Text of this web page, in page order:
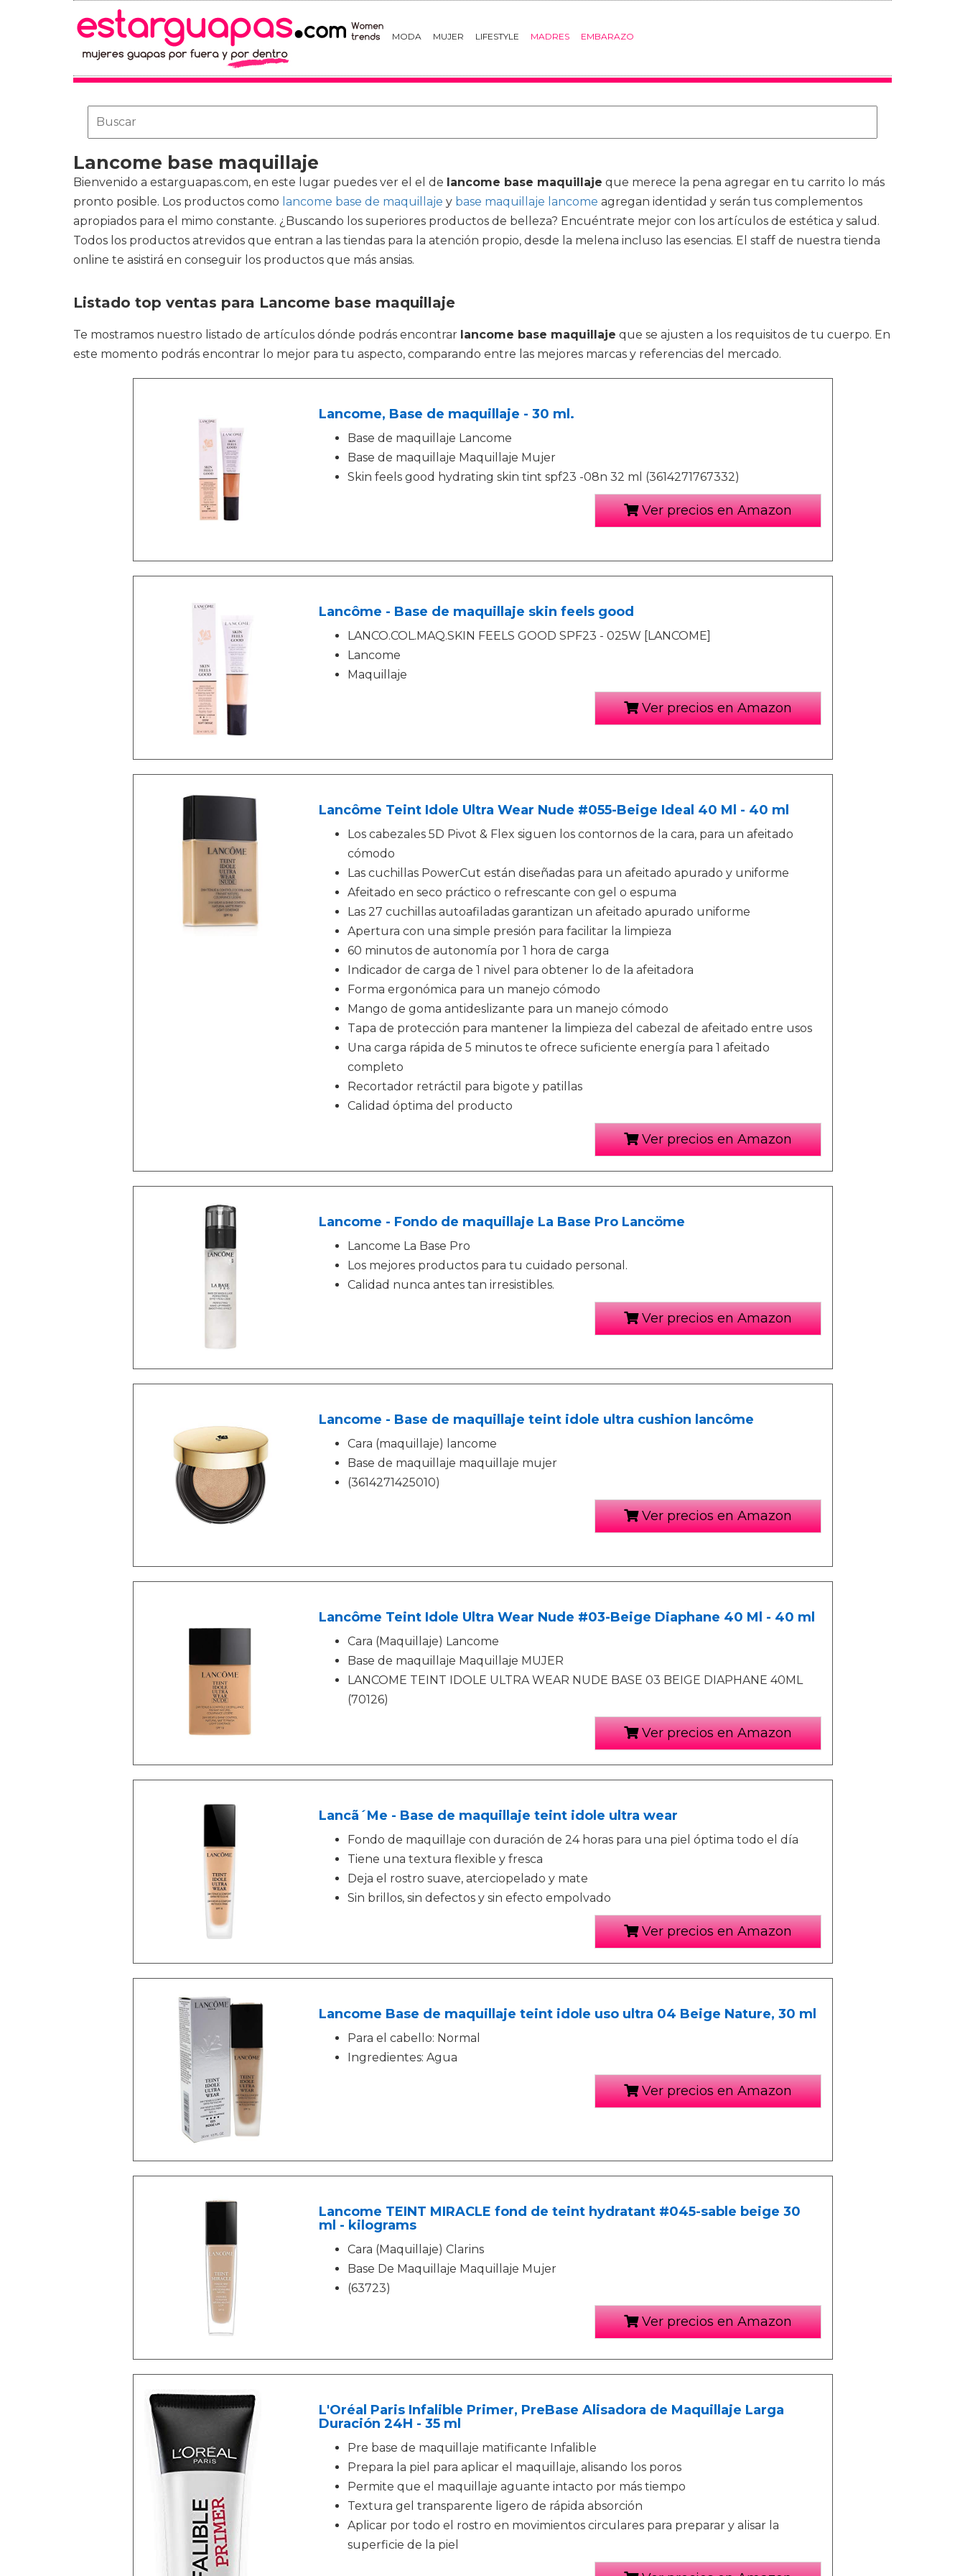
MODA MUJER LIFESTYLE MADRES EMBARAZO
Lancome base maquillaje
Bienvenido a estarguapas.com, en este lugar puedes ver el el de lancome base maquillaje que merece la pena agregar en tu carrito lo más
pronto posible. Los productos como lancome base de maquillaje y base maquillaje lancome agregan identidad y serán tus complementos
apropiados para el mimo constante. ¿Buscando los superiores productos de belleza? Encuéntrate mejor con los artículos de estética y salud.
Todos los productos atrevidos que entran a las tiendas para la atención propio, desde la melena incluso las esencias. El staff de nuestra tienda
online te asistirá en conseguir los productos que más ansias.
Listado top ventas para Lancome base maquillaje
Te mostramos nuestro listado de artículos dónde podrás encontrar lancome base maquillaje que se ajusten a los requisitos de tu cuerpo. En
este momento podrás encontrar lo mejor para tu aspecto, comparando entre las mejores marcas y referencias del mercado.
Lancome, Base de maquillaje - 30 ml.
Base de maquillaje Lancome
Base de maquillaje Maquillaje Mujer
Skin feels good hydrating skin tint spf23 -08n 32 ml (3614271767332)
Ver precios en Amazon
Lancôme - Base de maquillaje skin feels good
LANCO.COL.MAQ.SKIN FEELS GOOD SPF23 - 025W [LANCOME]
Lancome
Maquillaje
Ver precios en Amazon
Lancôme Teint Idole Ultra Wear Nude #055-Beige Ideal 40 Ml - 40 ml
Los cabezales 5D Pivot & Flex siguen los contornos de la cara, para un afeitado
cómodo
Las cuchillas PowerCut están diseñadas para un afeitado apurado y uniforme
Afeitado en seco práctico o refrescante con gel o espuma
Las 27 cuchillas autoafiladas garantizan un afeitado apurado uniforme
Apertura con una simple presión para facilitar la limpieza
60 minutos de autonomía por 1 hora de carga
Indicador de carga de 1 nivel para obtener lo de la afeitadora
Forma ergonómica para un manejo cómodo
Mango de goma antideslizante para un manejo cómodo
Tapa de protección para mantener la limpieza del cabezal de afeitado entre usos
Una carga rápida de 5 minutos te ofrece suficiente energía para 1 afeitado
completo
Recortador retráctil para bigote y patillas
Calidad óptima del producto
Ver precios en Amazon
Lancome - Fondo de maquillaje La Base Pro Lancöme
Lancome La Base Pro
Los mejores productos para tu cuidado personal.
Calidad nunca antes tan irresistibles.
Ver precios en Amazon
Lancome - Base de maquillaje teint idole ultra cushion lancôme
Cara (maquillaje) lancome
Base de maquillaje maquillaje mujer
(3614271425010)
Ver precios en Amazon
Lancôme Teint Idole Ultra Wear Nude #03-Beige Diaphane 40 Ml - 40 ml
Cara (Maquillaje) Lancome
Base de maquillaje Maquillaje MUJER
LANCOME TEINT IDOLE ULTRA WEAR NUDE BASE 03 BEIGE DIAPHANE 40ML
(70126)
Ver precios en Amazon
Lancã´Me - Base de maquillaje teint idole ultra wear
Fondo de maquillaje con duración de 24 horas para una piel óptima todo el día
Tiene una textura flexible y fresca
Deja el rostro suave, aterciopelado y mate
Sin brillos, sin defectos y sin efecto empolvado
Ver precios en Amazon
Lancome Base de maquillaje teint idole uso ultra 04 Beige Nature, 30 ml
Para el cabello: Normal
Ingredientes: Agua
Ver precios en Amazon
Lancome TEINT MIRACLE fond de teint hydratant #045-sable beige 30
ml - kilograms
Cara (Maquillaje) Clarins
Base De Maquillaje Maquillaje Mujer
(63723)
Ver precios en Amazon
L'Oréal Paris Infalible Primer, PreBase Alisadora de Maquillaje Larga
Duración 24H - 35 ml
Pre base de maquillaje matificante Infalible
Prepara la piel para aplicar el maquillaje, alisando los poros
Permite que el maquillaje aguante intacto por más tiempo
Textura gel transparente ligero de rápida absorción
Aplicar por todo el rostro en movimientos circulares para preparar y alisar la
superficie de la piel